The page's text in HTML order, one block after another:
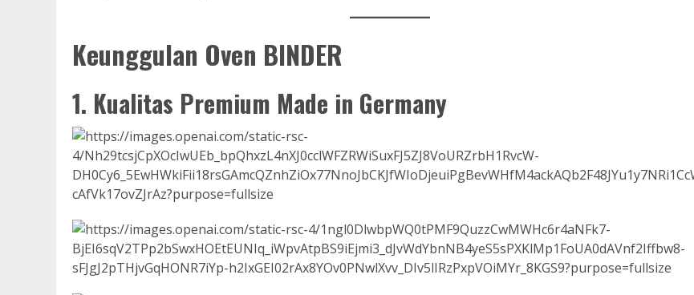
Keunggulan Oven BINDER
1. Kualitas Premium Made in Germany